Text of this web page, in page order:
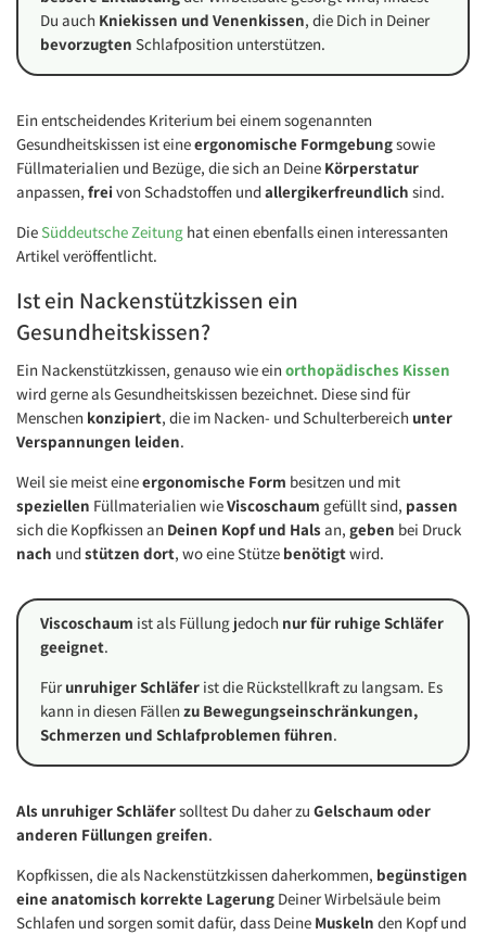
Du auch Kniekissen und Venenkissen, die Dich in Deiner
bevorzugten Schlafposition unterstützen.
Ein entscheidendes Kriterium bei einem sogenannten
Gesundheitskissen ist eineergonomische Formgebungsowie
Füllmaterialien und Bezüge, die sich an Deine Körperstatur
anpassen, freivon Schadstoffen undallergikerfreundlich sind.
DieSüddeutsche Zeitung hat einen ebenfalls einen interessanten
Artikel veröffentlicht.
Ist ein Nackenstützkissen ein
Gesundheitskissen?
Ein Nackenstützkissen, genauso wie ein orthopädisches Kissen
wird gerne als Gesundheitskissen bezeichnet. Diese sind für
Menschen konzipiert, die im Nacken- und Schulterbereich unter
Verspannungen leiden.
Weil sie meist eineergonomische Form besitzen und mit
speziellen Füllmaterialien wieViscoschaum gefüllt sind, passen
sich die Kopfkissen an Deinen Kopf und Halsan, geben bei Druck
nach undstützen dort, wo eine Stütze benötigtwird.
Viscoschaum ist als Füllung jedoch nur für ruhige Schläfer
geeignet.
Für unruhiger Schläfer ist die Rückstellkraft zu langsam. Es
kann in diesen Fällen zu Bewegungseinschränkungen,
Schmerzen und Schlafproblemen führen.
Als unruhiger Schläfersolltest Du daher zu Gelschaum oder
anderen Füllungen greifen.
Kopfkissen, die als Nackenstützkissen daherkommen, begünstigen
eine anatomisch korrekte Lagerung Deiner Wirbelsäule beim
Schlafen und sorgen somit dafür, dass Deine Muskeln den Kopf und